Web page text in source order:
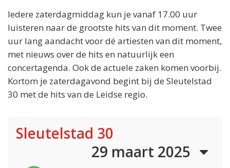
Iedere zaterdagmiddag kun je vanaf 17.00 uur
luisteren naar de grootste hits van dit moment. Twee
uur lang aandacht voor dé artiesten van dit moment,
met nieuws over de hits en natuurlijk een
concertagenda. Ook de actuele zaken komen voorbij.
Kortom je zaterdagavond begint bij de Sleutelstad
30 met de hits van de Leidse regio.
Sleutelstad 30
29 maart 2025